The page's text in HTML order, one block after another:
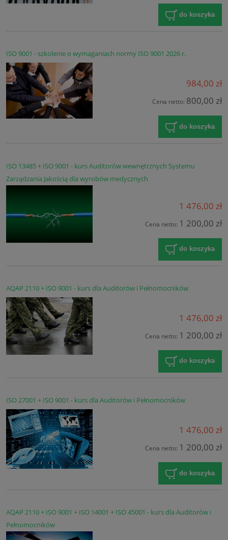
do koszyka
ISO 9001 - szkolenie o wymaganiach normy ISO 9001 2026 r.
984,00 zł
Cena netto: 800,00 zł
do koszyka
ISO 13485 + ISO 9001 - kurs Auditorów wewnętrznych Systemu
Zarządzania Jakością dla wyrobów medycznych
1 476,00 zł
Cena netto: 1 200,00 zł
do koszyka
AQAP 2110 + ISO 9001 - kurs dla Auditorów i Pełnomocników
1 476,00 zł
Cena netto: 1 200,00 zł
do koszyka
ISO 27001 + ISO 9001 - kurs dla Auditorów i Pełnomocników
1 476,00 zł
Cena netto: 1 200,00 zł
do koszyka
AQAP 2110 + ISO 9001 + ISO 14001 + ISO 45001 - kurs dla Auditorów i
Pełnomocników